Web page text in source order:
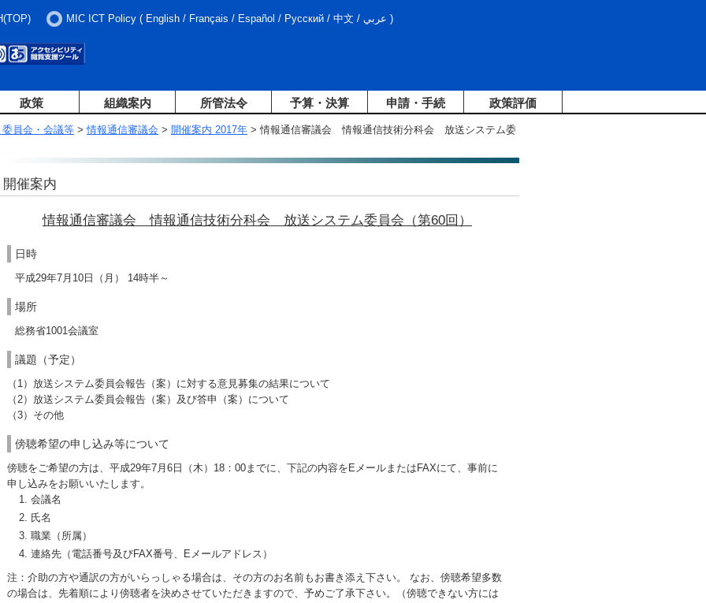
MIC ICT Policy ( English / Français / Español / Русский / 中文 / عربي )
政策 組織案内 所管法令 予算・決算 申請・手続 政策評価
員会・会議等 >情報通信審議会 > 開催案内 2017年 > 情報通信審議会 情報通信技術分科会 放送システム委
開催案内
情報通信審議会 情報通信技術分科会 放送システム委員会（第60回）
日時
平成29年7月10日（月） 14時半～
場所
総務省1001会議室
議題（予定）
（1）放送システム委員会報告（案）に対する意見募集の結果について
（2）放送システム委員会報告（案）及び答申（案）について
（3）その他
傍聴希望の申し込み等について
傍聴をご希望の方は、平成29年7月6日（木）18：00までに、下記の内容をEメールまたはFAXにて、事前に
申し込みをお願いいたします。
会議名
氏名
職業（所属）
連絡先（電話番号及びFAX番号、Eメールアドレス）
注：介助の方や通訳の方がいらっしゃる場合は、その方のお名前もお書き添え下さい。 なお、傍聴希望多数
の場合は、先着順により傍聴者を決めさせていただきますので、予めご了承下さい。（傍聴できない方には